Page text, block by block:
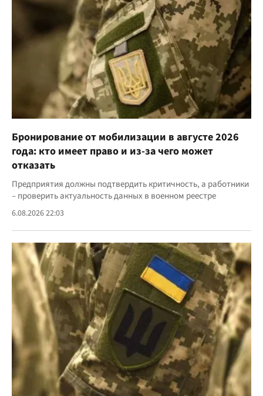
Бронирование от мобилизации в августе 2026
года: кто имеет право и из-за чего может
отказать
Предприятия должны подтвердить критичность, а работники
– проверить актуальность данных в военном реестре
6.08.2026 22:03